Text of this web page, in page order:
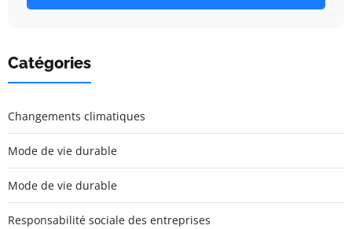
Catégories
Changements climatiques
Mode de vie durable
Mode de vie durable
Responsabilité sociale des entreprises